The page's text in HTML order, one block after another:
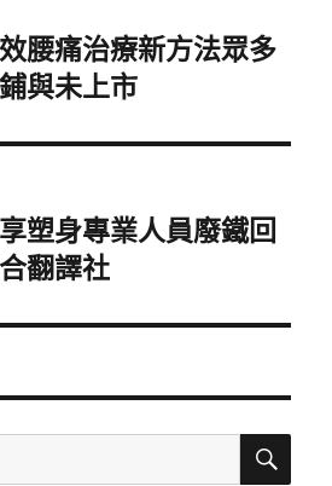
腰痛治療新方法眾多
與未上市
塑身專業人員廢鐵回
翻譯社
搜